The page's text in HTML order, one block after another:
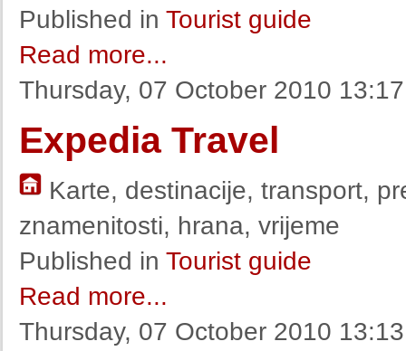
Published in Tourist guide
Read more...
Thursday, 07 October 2010 13:17
Expedia Travel
Karte, destinacije, transport,
znamenitosti, hrana, vrijeme
Published in Tourist guide
Read more...
Thursday, 07 October 2010 13:13